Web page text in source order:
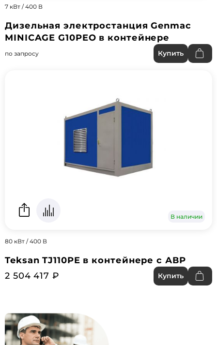
7 кВт / 400 В
Дизельная электростанция Genmac
MINICAGE G10PEO в контейнере
по запросу Купить
В наличии
80 кВт / 400 В
Teksan TJ110PE в контейнере с АВР
2 504 417 ₽
Купить